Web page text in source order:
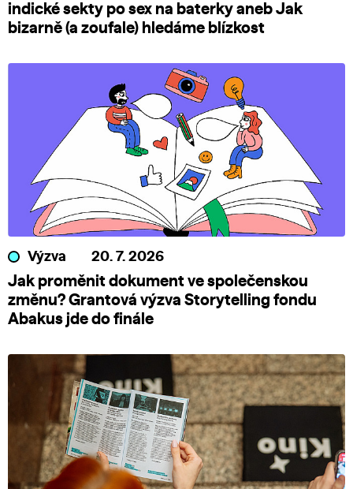
indické sekty po sex na baterky aneb Jak
bizarně (a zoufale) hledáme blízkost
Výzva 20. 7. 2026
Jak proměnit dokument ve společenskou
změnu? Grantová výzva Storytelling fondu
Abakus jde do finále